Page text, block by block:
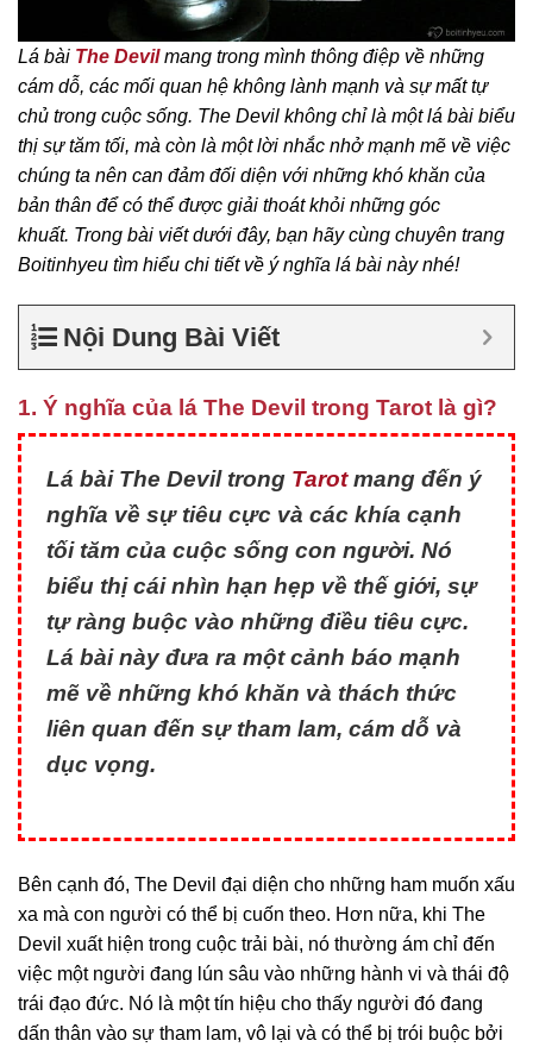
Lá bài The Devilmang trong mình thông điệp về những
cám dỗ, các mối quan hệ không lành mạnh và sự mất tự
chủ trong cuộc sống. The Devil không chỉ là một lá bài biểu
thị sự tăm tối, mà còn là một lời nhắc nhở mạnh mẽ về việc
chúng ta nên can đảm đối diện với những khó khăn của
bản thân để có thể được giải thoát khỏi những góc
khuất. Trong bài viết dưới đây, bạn hãy cùng chuyên trang
Boitinhyeu tìm hiểu chi tiết về ý nghĩa lá bài này nhé!
Nội Dung Bài Viết
1. Ý nghĩa của lá The Devil trong Tarot là gì?
Lá bài The Devil trong Tarotmang đến ý
nghĩa về sự tiêu cực và các khía cạnh
tối tăm của cuộc sống con người. Nó
biểu thị cái nhìn hạn hẹp về thế giới, sự
tự ràng buộc vào những điều tiêu cực.
Lá bài này đưa ra một cảnh báo mạnh
mẽ về những khó khăn và thách thức
liên quan đến sự tham lam, cám dỗ và
dục vọng.
Bên cạnh đó, The Devil đại diện cho những ham muốn xấu
xa mà con người có thể bị cuốn theo. Hơn nữa, khi The
Devil xuất hiện trong cuộc trải bài, nó thường ám chỉ đến
việc một người đang lún sâu vào những hành vi và thái độ
trái đạo đức. Nó là một tín hiệu cho thấy người đó đang
dấn thân vào sự tham lam, vô lại và có thể bị trói buộc bởi